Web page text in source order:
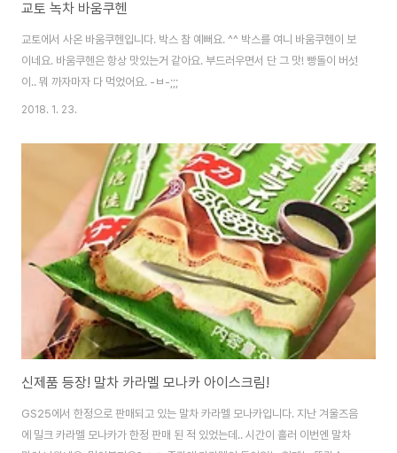
교토 녹차 바움쿠헨
교토에서 사온 바움쿠헨입니다. 박스 참 예뻐요. ^^ 박스를 여니 바움쿠헨이 보
이네요. 바움쿠헨은 항상 맛있는거 같아요. 부드러우면서 단 그 맛! 빵돌이 버섯
이.. 뭐 까자마자 다 먹었어요. -ㅂ-;;;
2018. 1. 23.
신제품 등장! 말차 카라멜 모나카 아이스크림!
GS25에서 한정으로 판매되고 있는 말차 카라멜 모나카입니다. 지난 겨울즈음
에 밀크 카라멜 모나카가 한정 판매 된 적 있었는데.. 시간이 흘러 이번엔 말차